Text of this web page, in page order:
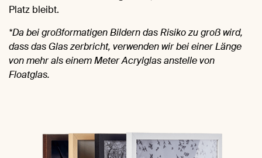
Platz bleibt.
*Da bei großformatigen Bildern das Risiko zu groß wird,
dass das Glas zerbricht, verwenden wir bei einer Länge
von mehr als einem Meter Acrylglas anstelle von
Floatglas.